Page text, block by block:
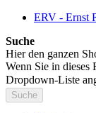
ERV - Ernst
Suche
Hier den ganzen
Wenn Sie in dieses
Dropdown-Liste
Suche